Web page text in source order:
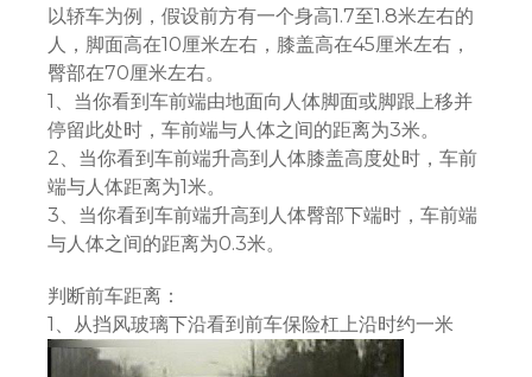
以轿车为例，假设前方有一个身高1.7至1.8米左右的
人，脚面高在10厘米左右，膝盖高在45厘米左右，
臀部在70厘米左右。
1、当你看到车前端由地面向人体脚面或脚跟上移并
停留此处时，车前端与人体之间的距离为3米。
2、当你看到车前端升高到人体膝盖高度处时，车前
端与人体距离为1米。
3、当你看到车前端升高到人体臀部下端时，车前端
与人体之间的距离为0.3米。
判断前车距离：
1、从挡风玻璃下沿看到前车保险杠上沿时约一米